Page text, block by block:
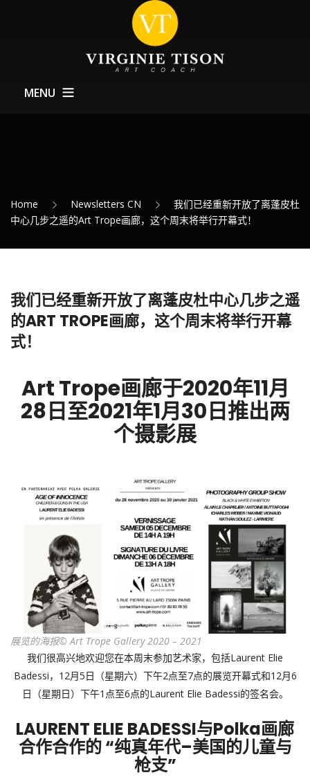
MENU
Expositions – 展览
Home Newsletters CN
我们已经重新开放了离蓬皮杜
中心几步之遥的Art Trope画廊，这个周末将举行开幕式！
我们已经重新开放了离蓬皮杜中心几步之遥
的ART TROPE画廊，这个周末将举行开幕
式！
Art Trope画廊于2020年11月
28日至2021年1月30日推出两
个摄影展
展览的海报© Art Trope Gallery 2020 – 2021
我们很高兴地欢迎您在本周末参加艺术家，包括Laurent Elie
Badessi，12月5日（星期六）下午2点至7点的展览开幕式和12月6
日（星期日）下午1点至6点的Laurent Elie Badessi的签名会。
LAURENT ELIE BADESSI与Polka画廊
合作合作的 “纯真年代–美国的儿童与
枪支”